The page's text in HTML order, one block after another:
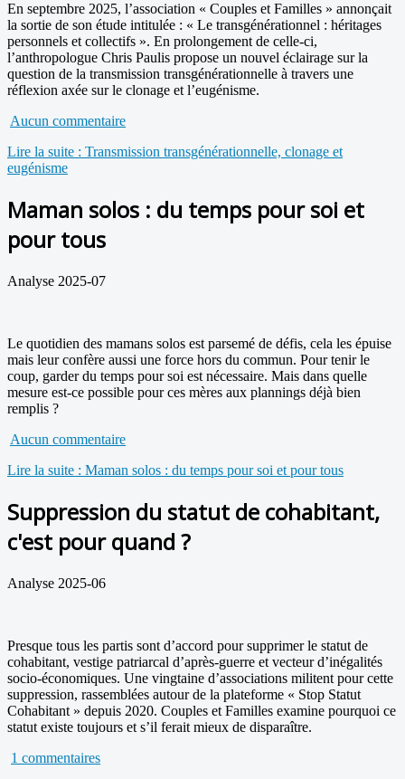
En septembre 2025, l’association « Couples et Familles » annonçait
la sortie de son étude intitulée : « Le transgénérationnel : héritages
personnels et collectifs ». En prolongement de celle-ci,
l’anthropologue Chris Paulis propose un nouvel éclairage sur la
question de la transmission transgénérationnelle à travers une
réflexion axée sur le clonage et l’eugénisme.
Aucun commentaire
Lire la suite : Transmission transgénérationnelle, clonage et
eugénisme
Maman solos : du temps pour soi et
pour tous
Analyse 2025-07
Le quotidien des mamans solos est parsemé de défis, cela les épuise
mais leur confère aussi une force hors du commun. Pour tenir le
coup, garder du temps pour soi est nécessaire. Mais dans quelle
mesure est-ce possible pour ces mères aux plannings déjà bien
remplis ?
Aucun commentaire
Lire la suite : Maman solos : du temps pour soi et pour tous
Suppression du statut de cohabitant,
c'est pour quand ?
Analyse 2025-06
Presque tous les partis sont d’accord pour supprimer le statut de
cohabitant, vestige patriarcal d’après-guerre et vecteur d’inégalités
socio-économiques. Une vingtaine d’associations militent pour cette
suppression, rassemblées autour de la plateforme « Stop Statut
Cohabitant » depuis 2020. Couples et Familles examine pourquoi ce
statut existe toujours et s’il ferait mieux de disparaître.
1 commentaires